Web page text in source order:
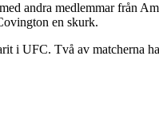
andra medlemmar från
en skurk.
UFC. Två av matcherna